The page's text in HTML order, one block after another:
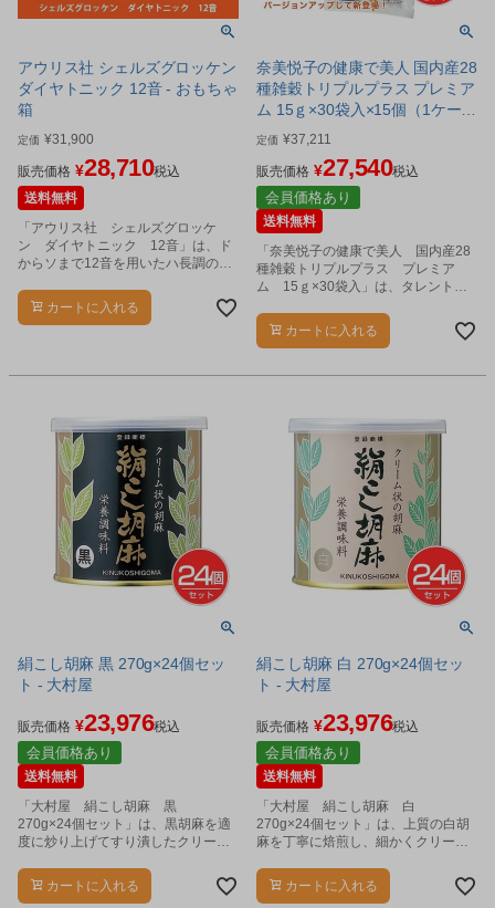
アウリス社 シェルズグロッケン
ダイヤトニック 12音 - おもちゃ
箱
定価 ¥31,900
販売価格 ¥28,710税込
送料無料
「アウリス社 シェルズグロッケ
ン ダイヤトニック 12音」は、ド
からソまで12音を用いたハ長調のグ
ーがかなり広がります。
カートに入れる
奈美悦子の健康で美人 国内産28
種雑穀トリプルプラス プレミア
ム 15ｇ×30袋入×15個（1ケー
ス）セット - ベストアメニティ
定価 ¥37,211
販売価格 ¥27,540税込
会員価格あり
送料無料
「奈美悦子の健康で美人 国内産28
種雑穀トリプルプラス プレミア
ム 15ｇ×30袋入」は、タレントで
プロデュースした28種雑穀米です。
カートに入れる
絹こし胡麻 黒 270g×24個セッ
ト - 大村屋
販売価格 ¥23,976税込
会員価格あり
送料無料
「大村屋 絹こし胡麻 黒
270g×24個セット」は、黒胡麻を適
度に炒り上げてすり潰したクリーム
カートに入れる
絹こし胡麻 白 270g×24個セッ
ト - 大村屋
販売価格 ¥23,976税込
会員価格あり
送料無料
「大村屋 絹こし胡麻 白
270g×24個セット」は、上質の白胡
麻を丁寧に焙煎し、細かくクリーム
カートに入れる